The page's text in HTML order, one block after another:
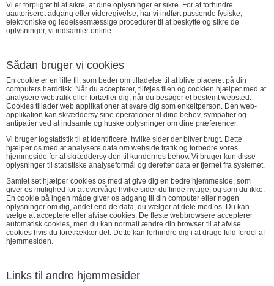
Vi er forpligtet til at sikre, at dine oplysninger er sikre. For at forhindre
uautoriseret adgang eller videregivelse, har vi indført passende fysiske,
elektroniske og ledelsesmæssige procedurer til at beskytte og sikre de
oplysninger, vi indsamler online.
Sådan bruger vi cookies
En cookie er en lille fil, som beder om tilladelse til at blive placeret på din
computers harddisk. Når du accepterer, tilføjes filen og cookien hjælper med at
analysere webtrafik eller fortæller dig, når du besøger et bestemt websted.
Cookies tillader web applikationer at svare dig som enkeltperson. Den web-
applikation kan skræddersy sine operationer til dine behov, sympatier og
antipatier ved at indsamle og huske oplysninger om dine præferencer.
Vi bruger logstatistik til at identificere, hvilke sider der bliver brugt. Dette
hjælper os med at analysere data om webside trafik og forbedre vores
hjemmeside for at skræddersy den til kundernes behov. Vi bruger kun disse
oplysninger til statistiske analyseformål og derefter data er fjernet fra systemet.
Samlet set hjælper cookies os med at give dig en bedre hjemmeside, som
giver os mulighed for at overvåge hvilke sider du finde nyttige, og som du ikke.
En cookie på ingen måde giver os adgang til din computer eller nogen
oplysninger om dig, andet end de data, du vælger at dele med os. Du kan
vælge at acceptere eller afvise cookies. De fleste webbrowsere accepterer
automatisk cookies, men du kan normalt ændre din browser til at afvise
cookies hvis du foretrækker det. Dette kan forhindre dig i at drage fuld fordel af
hjemmesiden.
Links til andre hjemmesider